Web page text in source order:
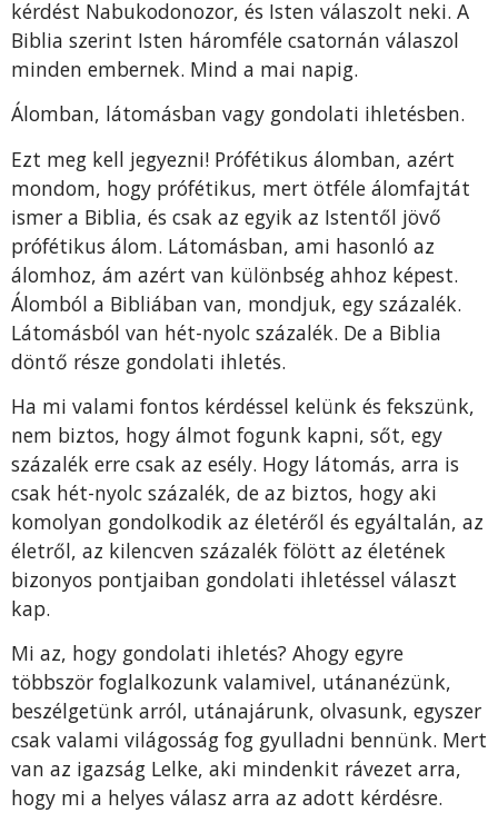
kérdést Nabukodonozor, és Isten válaszolt neki. A
Biblia szerint Isten háromféle csatornán válaszol
minden embernek. Mind a mai napig.
Álomban, látomásban vagy gondolati ihletésben.
Ezt meg kell jegyezni! Prófétikus álomban, azért
mondom, hogy prófétikus, mert ötféle álomfajtát
ismer a Biblia, és csak az egyik az Istentől jövő
prófétikus álom. Látomásban, ami hasonló az
álomhoz, ám azért van különbség ahhoz képest.
Álomból a Bibliában van, mondjuk, egy százalék.
Látomásból van hét-nyolc százalék. De a Biblia
döntő része gondolati ihletés.
Ha mi valami fontos kérdéssel kelünk és fekszünk,
nem biztos, hogy álmot fogunk kapni, sőt, egy
százalék erre csak az esély. Hogy látomás, arra is
csak hét-nyolc százalék, de az biztos, hogy aki
komolyan gondolkodik az életéről és egyáltalán, az
életről, az kilencven százalék fölött az életének
bizonyos pontjaiban gondolati ihletéssel választ
kap.
Mi az, hogy gondolati ihletés? Ahogy egyre
többször foglalkozunk valamivel, utánanézünk,
beszélgetünk arról, utánajárunk, olvasunk, egyszer
csak valami világosság fog gyulladni bennünk. Mert
van az igazság Lelke, aki mindenkit rávezet arra,
hogy mi a helyes válasz arra az adott kérdésre.